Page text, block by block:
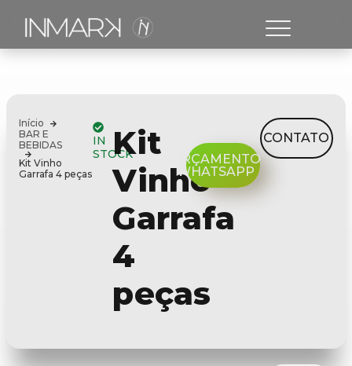
Início
BAR E
BEBIDAS
Kit Vinho
Garrafa 4 peças
IN
STOCKKit
Vinho
Garrafa
4
peças
ORÇAMENTO
WHATSAPP
CONTATO